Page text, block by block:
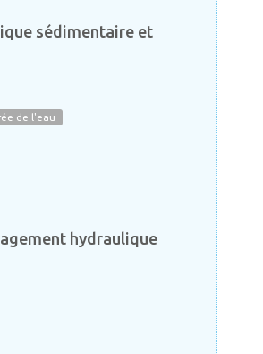
sédimentaire et
de l'eau
hydraulique